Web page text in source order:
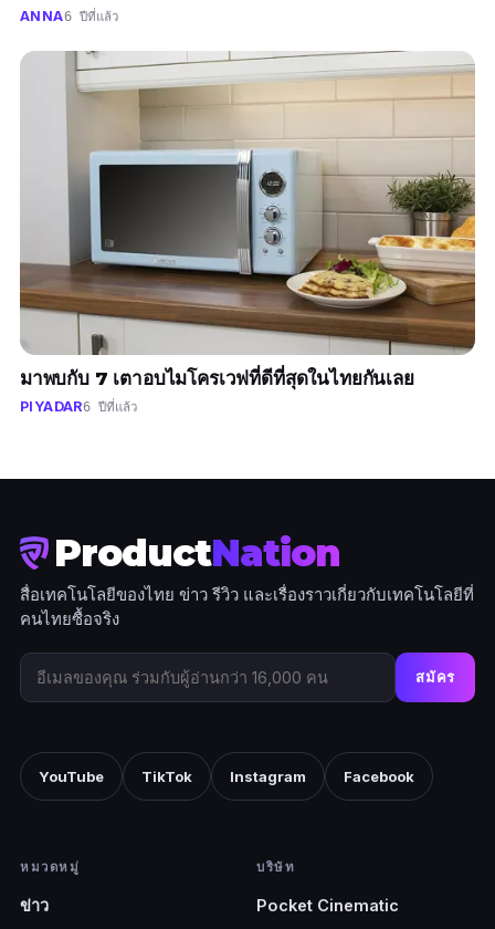
ANNA6 ปีที่แล้ว
มาพบกับ 7 เตาอบไมโครเวฟที่ดีที่สุดในไทยกันเลย
PIYADAR6 ปีที่แล้ว
ProductNation
สื่อเทคโนโลยีของไทย ข่าว รีวิว และเรื่องราวเกี่ยวกับเทคโนโลยีที่
คนไทยซื้อจริง
สมัคร
YouTube TikTok Instagram Facebook
หมวดหมู่
ข่าว
บริษัท
Pocket Cinematic